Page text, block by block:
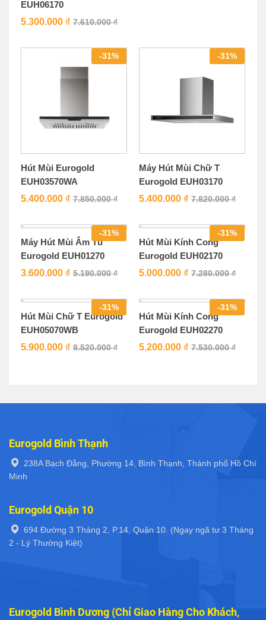
EUH06170
5.300.000 ₫ 7.610.000₫
-31%
Hút Mùi Eurogold
EUH03570WA
5.400.000 ₫ 7.850.000₫
-31%
Máy Hút Mùi Chữ T
Eurogold EUH03170
5.400.000 ₫ 7.820.000₫
-31%
Máy Hút Mùi Âm Tủ
Eurogold EUH01270
3.600.000 ₫ 5.190.000₫
-31%
Hút Mùi Kính Cong
Eurogold EUH02170
5.000.000 ₫ 7.280.000₫
-31%
Hút Mùi Chữ T Eurogold
EUH05070WB
5.900.000 ₫ 8.520.000₫
-31%
Hút Mùi Kính Cong
Eurogold EUH02270
5.200.000 ₫ 7.530.000₫
Eurogold Bình Thạnh
238A Bạch Đằng, Phường 14, Bình Thạnh, Thành phố Hồ Chí
Minh
Eurogold Quận 10
694 Đường 3 Tháng 2, P.14, Quận 10. (Ngay ngã tư 3 Tháng
2 - Lý Thường Kiệt)
Eurogold Bình Dương (Chỉ Giao Hàng Cho Khách,